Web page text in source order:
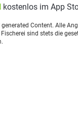
kostenlos im App
generated Content. Alle
sind stets die